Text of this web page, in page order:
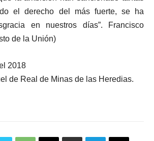
el derecho del más fuerte, se ha
en nuestros días”. Francisco
de la Unión)
2018
de Real de Minas de las Heredias.